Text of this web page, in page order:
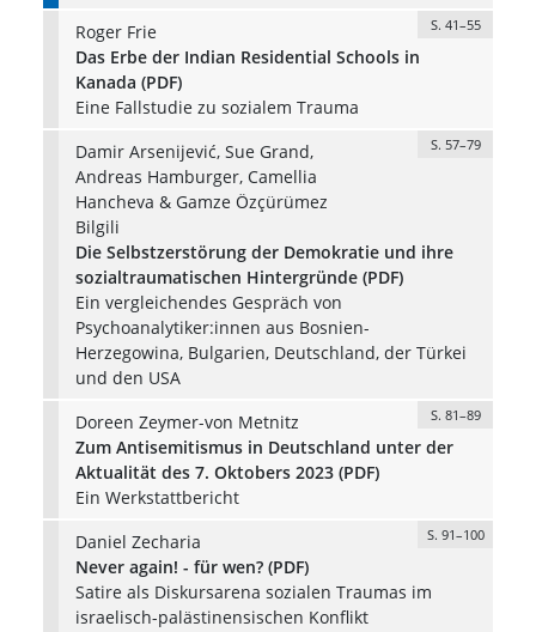
Roger Frie
S. 41–55
Das Erbe der Indian Residential Schools in
Kanada (PDF)
Eine Fallstudie zu sozialem Trauma
Damir Arsenijević, Sue Grand,
Andreas Hamburger, Camellia
Hancheva & Gamze Özçürümez
Bilgili
S. 57–79
Die Selbstzerstörung der Demokratie und ihre
sozialtraumatischen Hintergründe (PDF)
Ein vergleichendes Gespräch von
Psychoanalytiker:innen aus Bosnien-
Herzegowina, Bulgarien, Deutschland, der Türkei
und den USA
Doreen Zeymer-von Metnitz
S. 81–89
Zum Antisemitismus in Deutschland unter der
Aktualität des 7. Oktobers 2023 (PDF)
Ein Werkstattbericht
Daniel Zecharia
S. 91–100
Never again! - für wen? (PDF)
Satire als Diskursarena sozialen Traumas im
israelisch-palästinensischen Konflikt